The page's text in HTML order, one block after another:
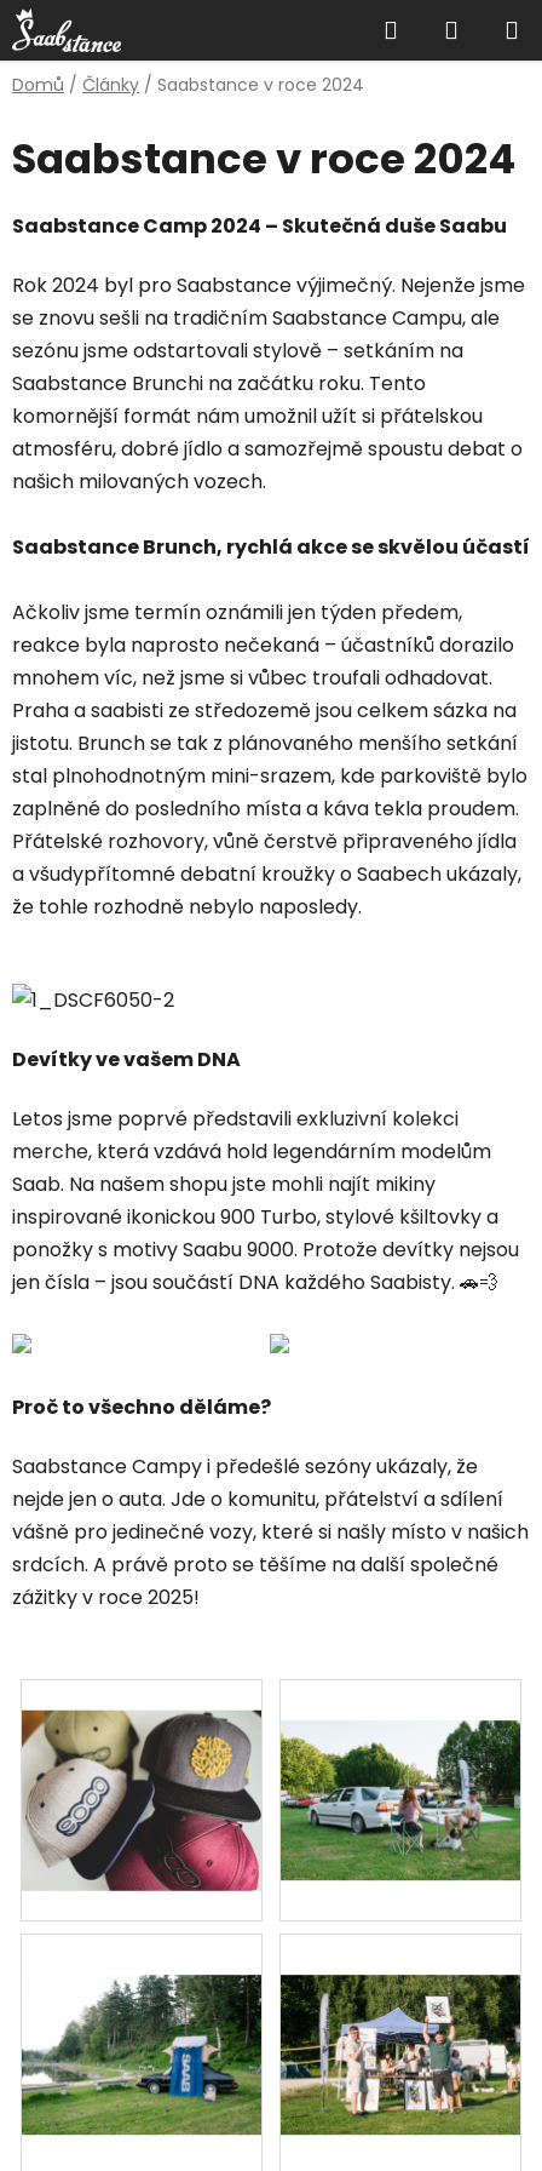
Přejít
na
obsah
Hledat
KOŠÍK
Domů / Články / Saabstance v roce 2024
Saabstance v roce 2024
Saabstance Camp 2024 – Skutečná duše Saabu
Rok 2024 byl pro Saabstance výjimečný. Nejenže jsme
se znovu sešli na tradičním Saabstance Campu, ale
sezónu jsme odstartovali stylově – setkáním na
Saabstance Brunchi na začátku roku. Tento
komornější formát nám umožnil užít si přátelskou
atmosféru, dobré jídlo a samozřejmě spoustu debat o
našich milovaných vozech.
Saabstance Brunch, rychlá akce se skvělou účastí
Ačkoliv jsme termín oznámili jen týden předem,
reakce byla naprosto nečekaná – účastníků dorazilo
mnohem víc, než jsme si vůbec troufali odhadovat.
Praha a saabisti ze středozemě jsou celkem sázka na
jistotu. Brunch se tak z plánovaného menšího setkání
stal plnohodnotným mini-srazem, kde parkoviště bylo
zaplněné do posledního místa a káva tekla proudem.
Přátelské rozhovory, vůně čerstvě připraveného jídla
a všudypřítomné debatní kroužky o Saabech ukázaly,
že tohle rozhodně nebylo naposledy.
Devítky ve vašem DNA
Letos jsme poprvé představiliexkluzivní kolekci
merche, která vzdává hold legendárním modelům
Saab. Na našem shopu jste mohli najít mikiny
inspirované ikonickou 900 Turbo, stylové kšiltovky a
ponožky s motivy Saabu 9000. Protože devítky nejsou
jen čísla – jsou součástí DNA každého Saabisty. 🚗💨
Proč to všechno děláme?
Saabstance Campy i předešlé sezóny ukázaly, že
nejde jen o auta. Jde o komunitu, přátelství a sdílení
vášně pro jedinečné vozy, které si našly místo v našich
srdcích. A právě proto se těšíme na další společné
zážitky v roce 2025!